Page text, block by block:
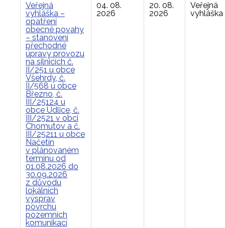
Veřejná
vyhláška –
opatření
obecné povahy
– stanovení
přechodné
úpravy provozu
na silnicích č.
II/251 u obce
Všehrdy, č.
II/568 u obce
Březno, č.
III/25124 u
obce Údlice, č.
III/2521 v obci
Chomutov a č.
III/25211 u obce
Načetín
v plánovaném
termínu od
01.08.2026 do
30.09.2026
z důvodu
lokálních
výsprav
povrchu
pozemních
komunikací
04. 08.
2026
20. 08.
2026
Veřejná
vyhláška